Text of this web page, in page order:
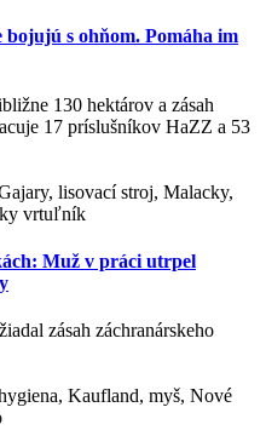
bojujú s ohňom. Pomáha im
130 hektárov a zásah
17 príslušníkov HaZZ a 53
lisovací stroj, Malacky,
vrtuľník
Muž v práci utrpel
zásah záchranárskeho
Kaufland, myš, Nové